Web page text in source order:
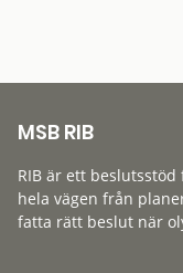
MSB RIB
RIB är ett
hela vägen från
fatta rätt beslut när